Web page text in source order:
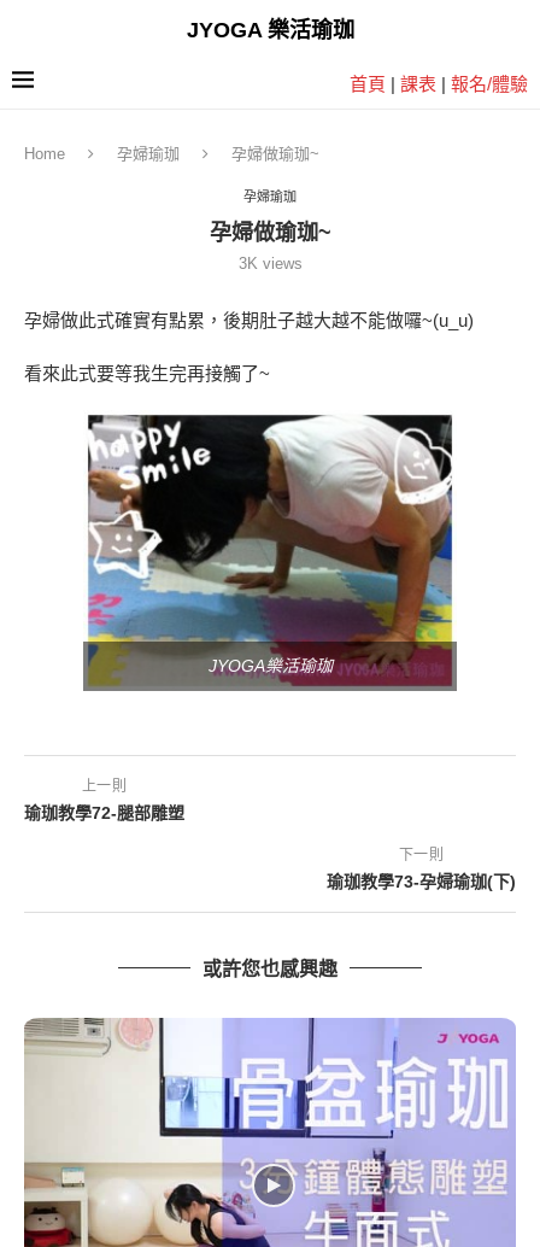
JYOGA 樂活瑜珈
首頁 | 課表 | 報名/體驗
Home 孕婦瑜珈 孕婦做瑜珈~
孕婦瑜珈
孕婦做瑜珈~
3K views
孕婦做此式確實有點累，後期肚子越大越不能做囉~(u_u)
看來此式要等我生完再接觸了~
JYOGA樂活瑜珈
上一則
瑜珈教學72-腿部雕塑
下一則
瑜珈教學73-孕婦瑜珈(下)
或許您也感興趣